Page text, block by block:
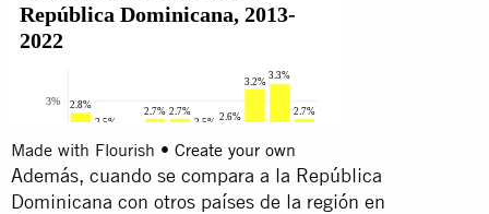
Made with Flourish • Create your own
Además, cuando se compara a la República
Dominicana con otros países de la región en